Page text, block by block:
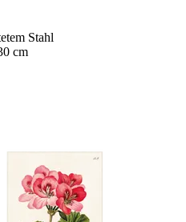
Stahl
cm